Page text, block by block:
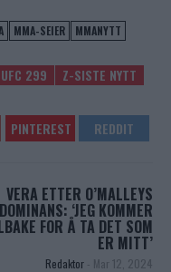
MMA-SEIER
MMANYTT
UFC 299 Z-SISTE NYTT
VERA ETTER O’MALLEYS
DOMINANS: ‘JEG KOMMER
FOR Å TA DET SOM
ER MITT’
Redaktor - Mar 12, 2024